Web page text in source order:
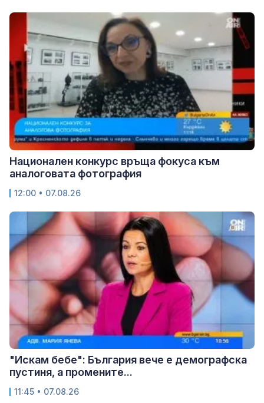
Национален конкурс връща фокуса към
аналоговата фотография
12:00 • 07.08.26
"Искам бебе": България вече е демографска
пустиня, а промените...
11:45 • 07.08.26